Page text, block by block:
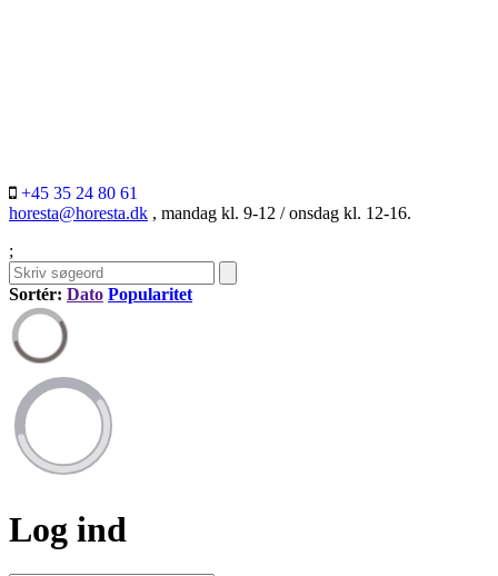
+45 35 24 80 61
horesta@horesta.dk , mandag kl. 9-12 / onsdag kl. 12-16.
;
Sortér: Dato Popularitet
Log ind